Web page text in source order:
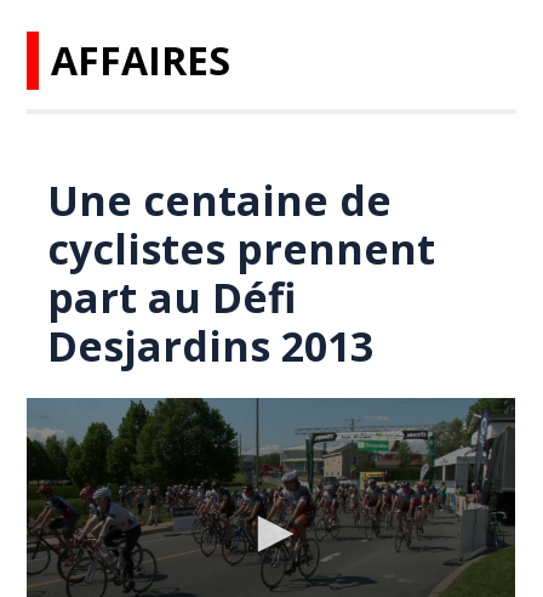
AFFAIRES
Une centaine de
cyclistes prennent
part au Défi
Desjardins 2013